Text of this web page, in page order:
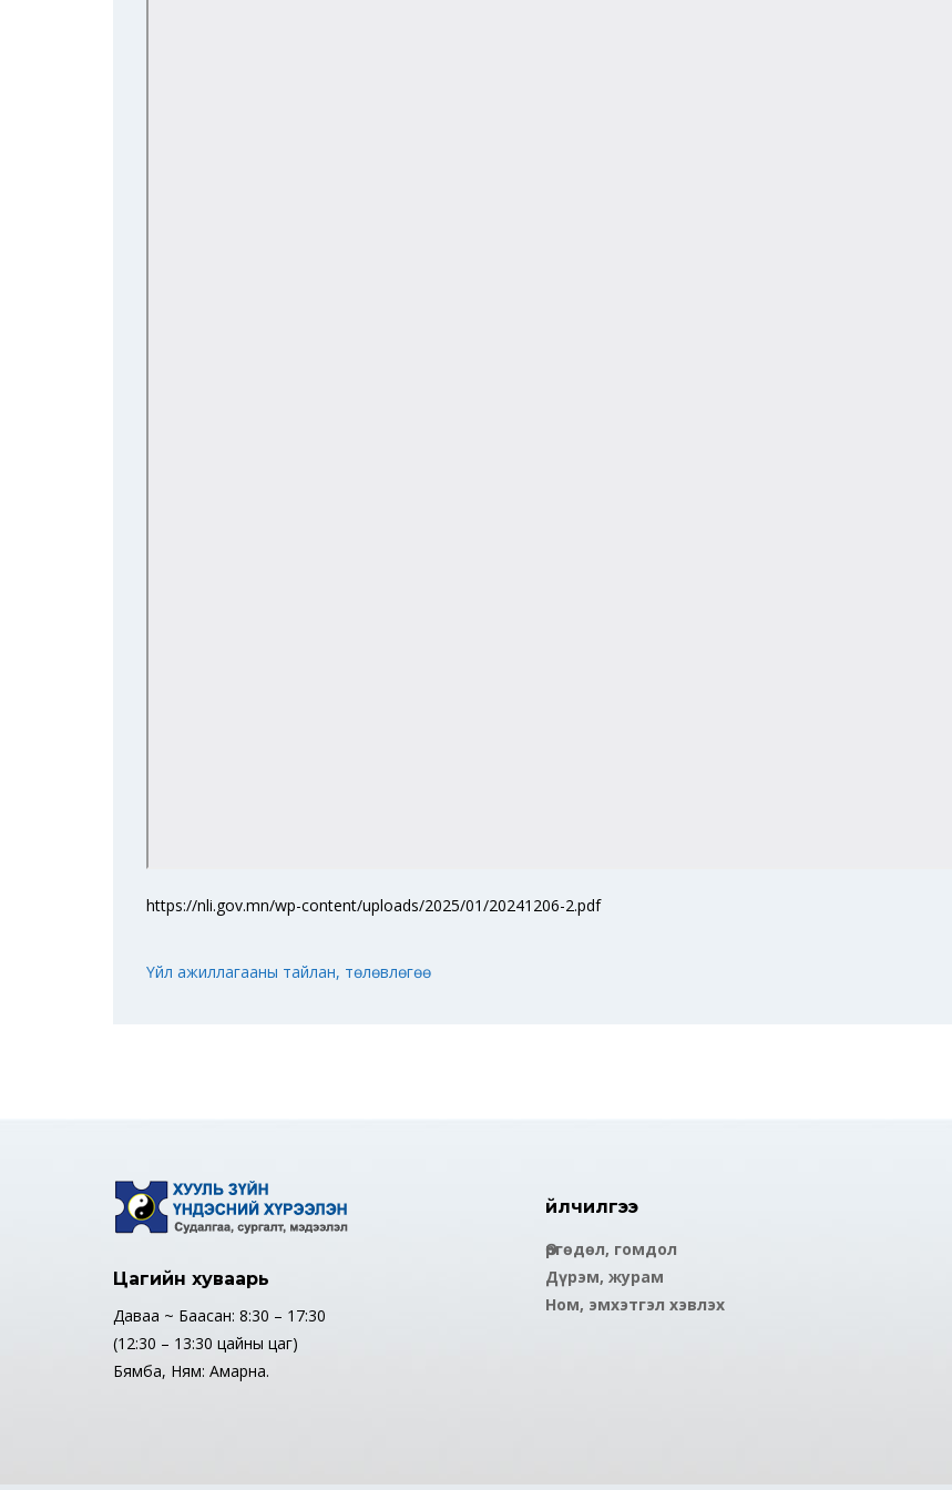
https://nli.gov.mn/wp-content/uploads/2025/01/20241206-2.pdf
Үйл ажиллагааны тайлан, төлөвлөгөө
Цагийн хуваарь
Даваа ~ Баасан: 8:30 – 17:30
(12:30 – 13:30 цайны цаг)
Бямба, Ням: Амарна.
Үйлчилгээ
Өргөдөл, гомдол
Дүрэм, журам
Ном, эмхэтгэл хэвлэх